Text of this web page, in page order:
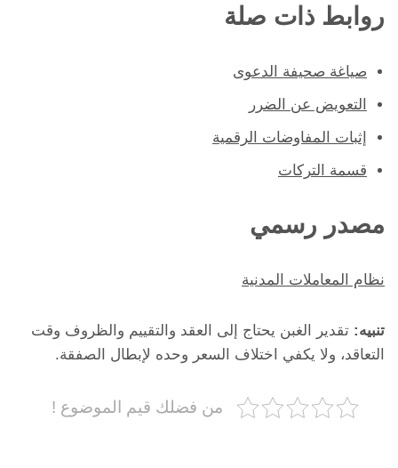
روابط ذات صلة
صياغة صحيفة الدعوى
التعويض عن الضرر
إثبات المفاوضات الرقمية
قسمة التركات
مصدر رسمي
نظام المعاملات المدنية
تنبيه: تقدير الغبن يحتاج إلى العقد والتقييم والظروف وقت
التعاقد، ولا يكفي اختلاف السعر وحده لإبطال الصفقة.
من فضلك قيم الموضوع !